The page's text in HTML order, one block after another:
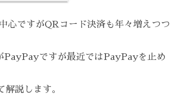
心ですがQRコード決済も年々増えつつ
PayPayですが最近ではPayPayを止め
説します。